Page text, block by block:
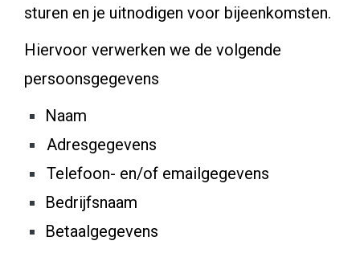
sturen en je uitnodigen voor bijeenkomsten.
Hiervoor verwerken we de volgende
persoonsgegevens
Naam
Adresgegevens
Telefoon- en/of emailgegevens
Bedrijfsnaam
Betaalgegevens